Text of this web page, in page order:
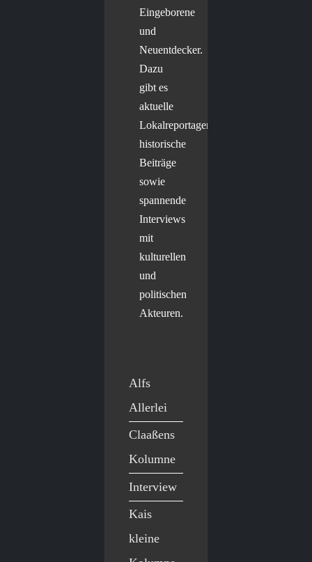
Eingeborene
und
Neuentdecker.
Dazu
gibt es
aktuelle
Lokalreportagen,
historische
Beiträge
sowie
spannende
Interviews
mit
kulturellen
und
politischen
Akteuren.
Alfs
Allerlei
Claaßens
Kolumne
Interview
Kais
kleine